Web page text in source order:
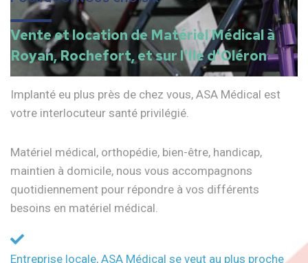
Vente et location de Matériel Médical à
Royan, Rochefort, et sur l'Ile d'Oléron
Implanté eu plus près de chez vous, ASA Médical est
votre interlocuteur santé privilégié.
Matériel médical, orthopédie, bien-être, handicap,
maintien à domicile, nous vous accompagnons
quotidiennement pour répondre à vos différents
besoins en matériel médical.
Entreprise locale, ASA Médical se veut au plus proche